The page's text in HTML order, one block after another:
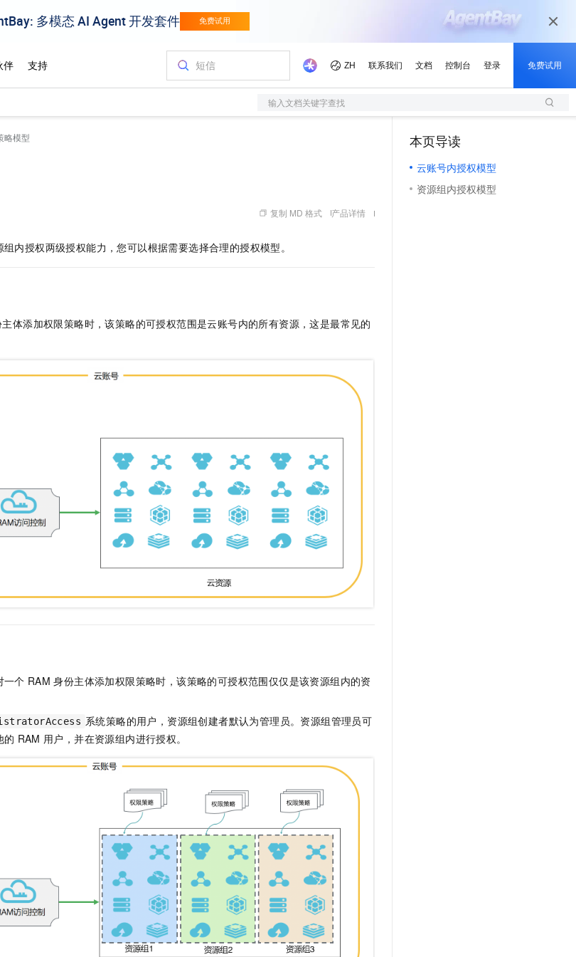
输入文档关键字查找
略模型
复制 MD 格式 产品详情
内授权两级授权能力，您可以根据需要选择合理的授权模型。
体添加权限策略时，该策略的可授权范围是云账号内的所有资源，这是最常见的
一个 RAM 身份主体添加权限策略时，该策略的可授权范围仅仅是该资源组内的资
系统策略的用户，资源组创建者默认为管理员。资源组管理员可
的 RAM 用户，并在资源组内进行授权。
本页导读
云账号内授权模型
资源组内授权模型